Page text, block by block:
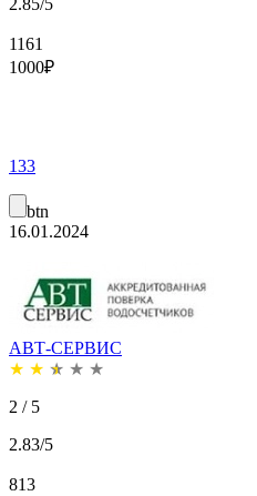
2.85/5
1161
1000₽
133
btn
16.01.2024
АВТ-СЕРВИС
★ ★ ★ ★ ★
2 / 5
2.83/5
813